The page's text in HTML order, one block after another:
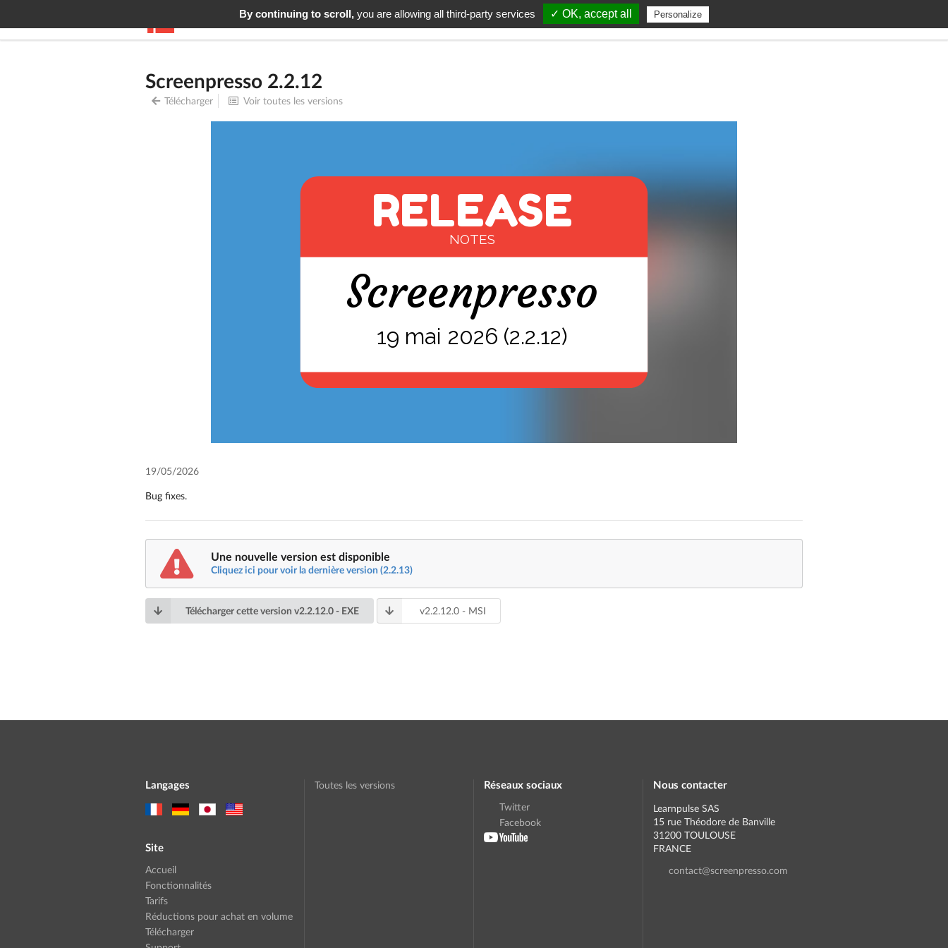
Screenpresso Fonctionnalités Télécharger Support Tarifs Renouvellement A Propos
Screenpresso 2.2.12
Télécharger Voir toutes les versions
RELEASE
NOTES
Screenpresso
19 mai 2026 (2.2.12)
19/05/2026
Bug fixes.
Une nouvelle version est disponible
Cliquez ici pour voir la dernière version (2.2.13)
Télécharger cette version v2.2.12.0- EXE v2.2.12.0- MSI
Langages
Site
Accueil
Fonctionnalités
Tarifs
Réductions pour achat en volume
Télécharger
Toutes les versions Réseaux sociaux
Twitter
Facebook
Nous contacter
Learnpulse SAS
15 rue Théodore de Banville
31200 TOULOUSE
FRANCE
contact@screenpresso.com
By continuing to scroll,you are allowing all third-party services ✓ OK, accept all Personalize